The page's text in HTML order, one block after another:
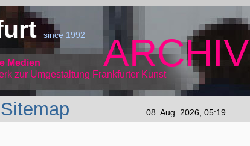
since 1992
Medien
ARCHIV
zur Umgestaltung Frankfurter Kunst
Sitemap 08. Aug. 2026, 05:19